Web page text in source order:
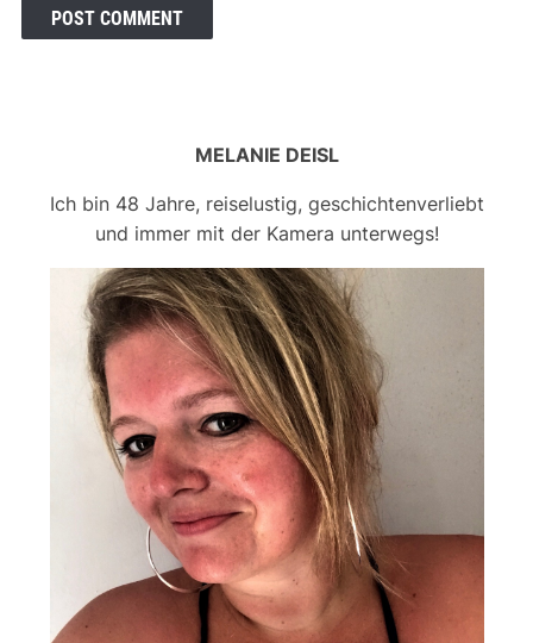
MELANIE DEISL
Ich bin 48 Jahre, reiselustig, geschichtenverliebt
und immer mit der Kamera unterwegs!